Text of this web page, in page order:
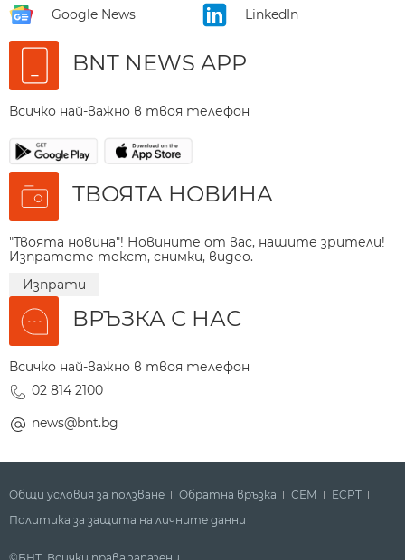
Google News LinkedIn
BNT NEWS APP
Всичко най-важно в твоя телефон
ТВОЯТА НОВИНА
"Твоята новина"! Новините от вас, нашите зрители!
Изпратете текст, снимки, видео.
Изпрати
ВРЪЗКА С НАС
Всичко най-важно в твоя телефон
02 814 2100
news@bnt.bg
Общи условия за ползване Обратна връзка СЕМ
ECPT
Политика за защита на личните данни